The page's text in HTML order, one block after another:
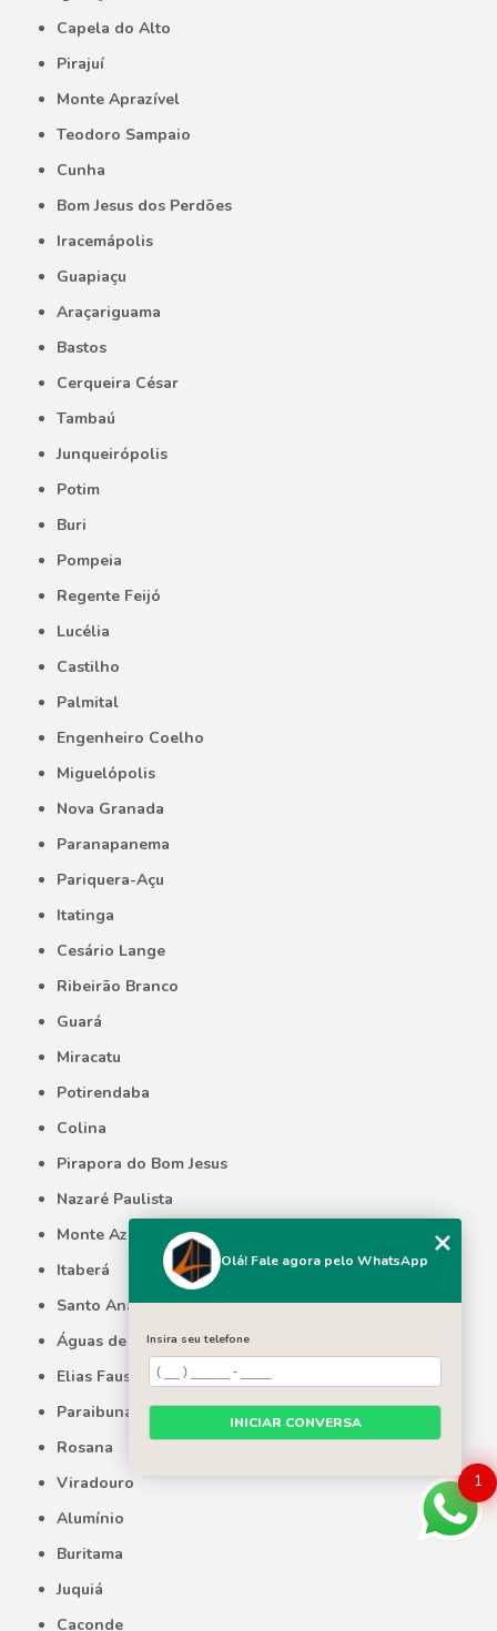
Capela do Alto
Pirajuí
Monte Aprazível
Teodoro Sampaio
Cunha
Bom Jesus dos Perdões
Iracemápolis
Guapiaçu
Araçariguama
Bastos
Cerqueira César
Tambaú
Junqueirópolis
Potim
Buri
Pompeia
Regente Feijó
Lucélia
Castilho
Palmital
Engenheiro Coelho
Miguelópolis
Nova Granada
Paranapanema
Pariquera-Açu
Itatinga
Cesário Lange
Ribeirão Branco
Guará
Miracatu
Potirendaba
Colina
Pirapora do Bom Jesus
Nazaré Paulista
Monte Azul Paulista
Itaberá
Santo Anastácio
Águas de Lindóia
Elias Fausto
Paraibuna
Rosana
Viradouro
Alumínio
Buritama
Juquiá
Caconde
1
Olá! Fale agora pelo WhatsApp
Insira seu telefone
INICIAR CONVERSA